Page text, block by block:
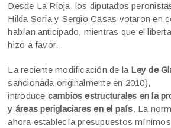
Desde La Rioja, los diputados
Hilda Soria y Sergio Casas votaron en
habían anticipado, mientras que el
hizo a favor.
La reciente modificación de la Ley de
sancionada originalmente en 2010),
introduce cambios estructurales en la
y áreas periglaciares en el país. La
ahora establecía presupuestos